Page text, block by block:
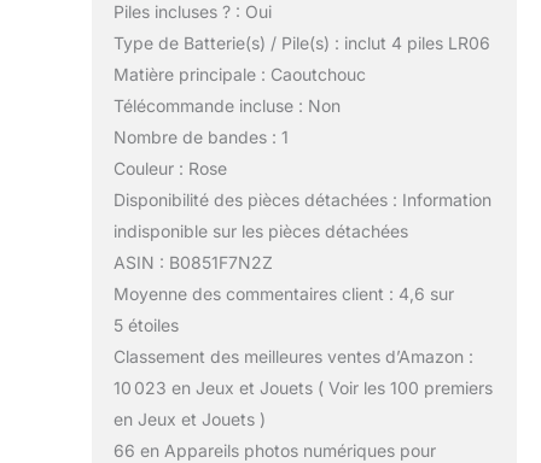
Piles incluses ? : Oui
Type de Batterie(s) / Pile(s) : inclut 4 piles LR06
Matière principale : Caoutchouc
Télécommande incluse : Non
Nombre de bandes : 1
Couleur : Rose
Disponibilité des pièces détachées : Information
indisponible sur les pièces détachées
ASIN : B0851F7N2Z
Moyenne des commentaires client : 4,6 sur
5 étoiles
Classement des meilleures ventes d’Amazon :
10 023 en Jeux et Jouets ( Voir les 100 premiers
en Jeux et Jouets )
66 en Appareils photos numériques pour